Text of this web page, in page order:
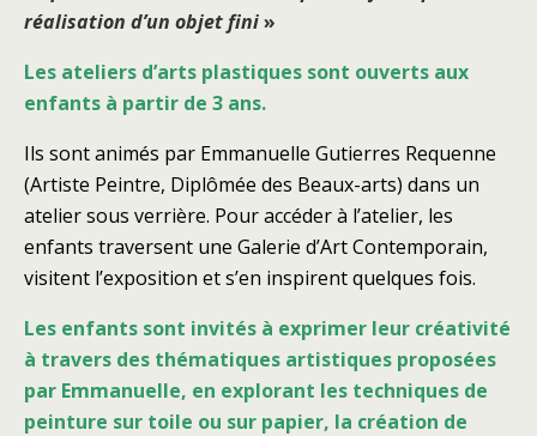
réalisation d’un objet fini»
Les ateliers d’arts plastiques sont ouverts aux
enfants à partir de 3 ans.
Ils sont animés par Emmanuelle Gutierres Requenne
(Artiste Peintre, Diplômée des Beaux-arts) dans un
ateliersous verrière. Pour accéder à l’atelier, les
enfants traversent une Galerie d’Art Contemporain,
visitent l’exposition ets’en inspirent quelques fois.
Les enfants sont invités à exprimer leur créativité
à travers des thématiques artistiques proposées
par Emmanuelle, en explorant les techniques de
peinture sur toile ou sur papier, la création de